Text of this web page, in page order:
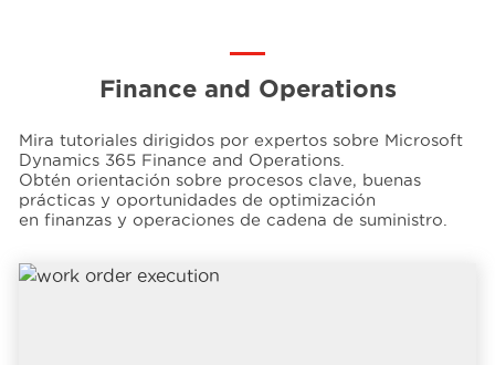
Finance and Operations
Mira tutoriales dirigidos por expertos sobre Microsoft
Dynamics 365 Finance and Operations.​
Obtén orientación sobre procesos clave, buenas
prácticas y oportunidades de optimización
en finanzas y operaciones de cadena de suministro.
Eventos
Recursos
Carreras
Nosotros